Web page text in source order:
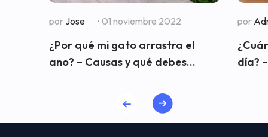
por Jose • 01 noviembre 2022
¿Por qué mi gato arrastra el
ano? – Causas y qué debes...
por
día?